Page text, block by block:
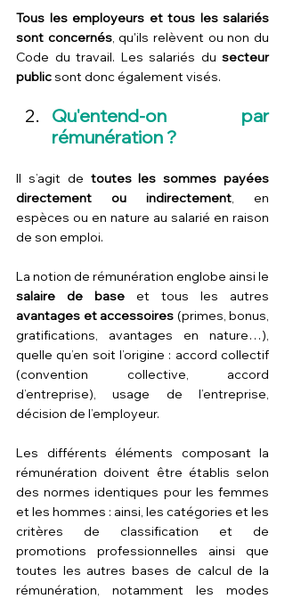
Tous les employeurs et tous les salariés
sont concernés, qu'ils relèvent ou non du
Code du travail. Les salariés du secteur
public sont donc également visés.
Qu'entend-on par
rémunération ?
Il s’agit de toutes les sommes payées
directement ou indirectement, en
espèces ou en nature au salarié en raison
de son emploi.
salaire de base
avantages et accessoires (primes, bonus,
gratifications, avantages en nature…),
quelle qu’en soit l’origine : accord collectif
(convention collective, accord
d’entreprise), usage de l’entreprise,
décision de l’employeur.
Les différents éléments composant la
rémunération doivent être établis selon
des normes identiques pour les femmes
et les hommes : ainsi, les catégories et les
critères de classification et de
promotions professionnelles ainsi que
toutes les autres bases de calcul de la
rémunération, notamment les modes